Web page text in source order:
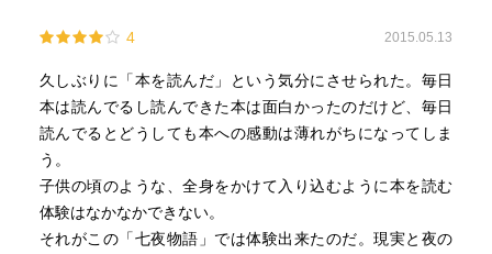
二人が冒険する夜の世界は
想像を超越した不思議な世界だ。
あったはずの階段がなくなってしまっていたり、
いるはずのない『喋るねずみ』が大手をふって生活してい
が、読み始めたら止まらなくなる物語でしたぁ。
べそかきアルルカンの詩的日常
べそかきアルルカンの“銀幕の向こうがわ”
http://booklog.jp/users/besokaki-arlequin2
4 2015.05.13
久しぶりに「本を読んだ」という気分にさせられた。毎日
本は読んでるし読んできた本は面白かったのだけど、毎日
読んでるとどうしても本への感動は薄れがちになってしま
う。
子供の頃のような、全身をかけて入り込むように本を読む
体験はなかなかできない。
それがこの「七夜物語」では体験出来たのだ。現実と夜の